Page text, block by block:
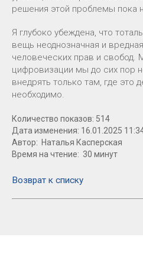
решения этой проблемы пока
Я глубоко убеждена, что
вещь неоднозначная и
человеческих прав и свобод.
цифровизации мы до сих пор
внедрять только там, где это
необходимо.
Количество показов: 514
Дата изменения: 16.01.2025
Автор: Наталья Касперская
Время на чтение: 30 минут
Возврат к списку